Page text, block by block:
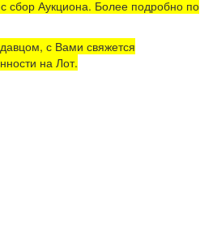
сбор Аукциона. Более подробно по
с Вами свяжется
на Лот.